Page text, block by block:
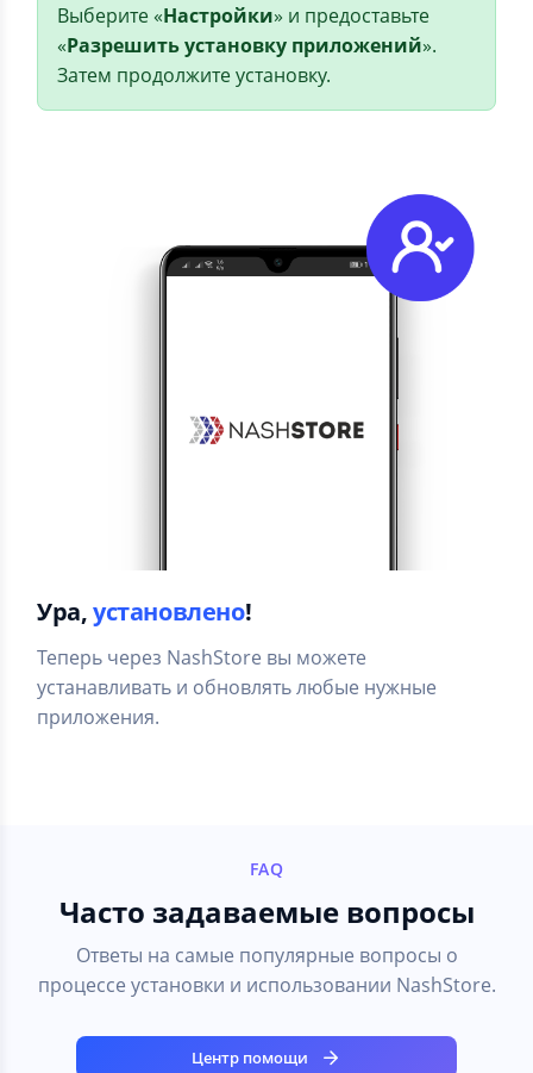
Выберите «Настройки» и предоставьте
«Разрешить установку приложений».
Затем продолжите установку.
Ура,установлено!
Теперь через NashStore вы можете
устанавливать и обновлять любые нужные
приложения.
FAQ
Часто задаваемые вопросы
Ответы на самые популярные вопросы о
процессе установки и использовании NashStore.
Центр помощи